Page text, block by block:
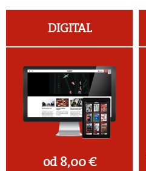
DIGITAL
od 8,00 €